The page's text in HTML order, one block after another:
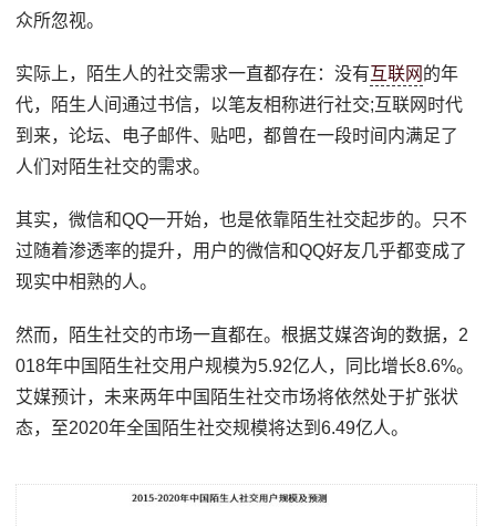
众所忽视。
实际上，陌生人的社交需求一直都存在：没有互联网 的年
代，陌生人间通过书信，以笔友相称进行社交;互联网时代
到来，论坛、电子邮件、贴吧，都曾在一段时间内满足了
人们对陌生社交的需求。
其实，微信和QQ一开始，也是依靠陌生社交起步的。只不
过随着渗透率的提升，用户的微信和QQ好友几乎都变成了
现实中相熟的人。
然而，陌生社交的市场一直都在。根据艾媒咨询的数据，2
018年中国陌生社交用户规模为5.92亿人，同比增长8.6%。
艾媒预计，未来两年中国陌生社交市场将依然处于扩张状
态，至2020年全国陌生社交规模将达到6.49亿人。